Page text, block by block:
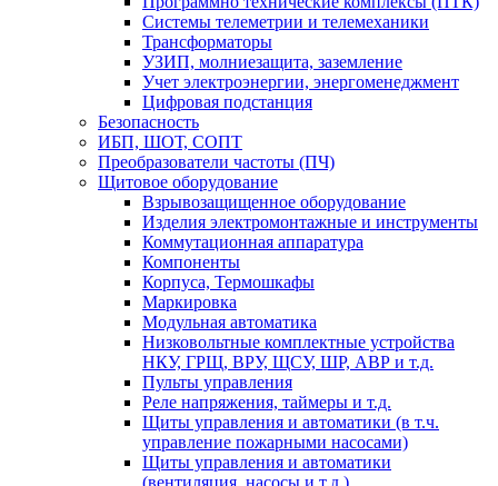
Системы телеметрии и телемеханики
Трансформаторы
УЗИП, молниезащита, заземление
Учет электроэнергии, энергоменеджмент
Цифровая подстанция
Безопасность
ИБП, ШОТ, СОПТ
Преобразователи частоты (ПЧ)
Щитовое оборудование
Взрывозащищенное оборудование
Изделия электромонтажные и инструменты
Коммутационная аппаратура
Компоненты
Корпуса, Термошкафы
Маркировка
Модульная автоматика
Низковольтные комплектные устройства
НКУ, ГРЩ, ВРУ, ЩСУ, ШР, АВР и т.д.
Пульты управления
Реле напряжения, таймеры и т.д.
Щиты управления и автоматики (в т.ч.
управление пожарными насосами)
Щиты управления и автоматики